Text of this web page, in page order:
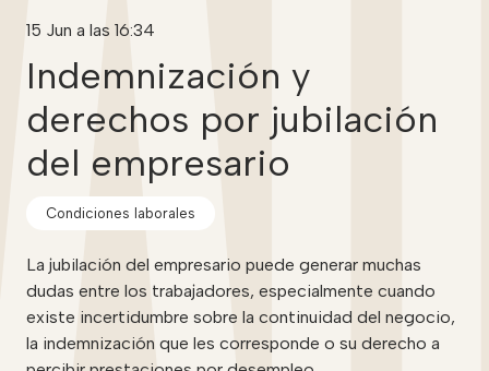
15 Jun a las 16:34
Indemnización y
derechos por jubilación
del empresario
Condiciones laborales
La jubilación del empresario puede generar muchas
dudas entre los trabajadores, especialmente cuando
existe incertidumbre sobre la continuidad del negocio,
la indemnización que les corresponde o su derecho a